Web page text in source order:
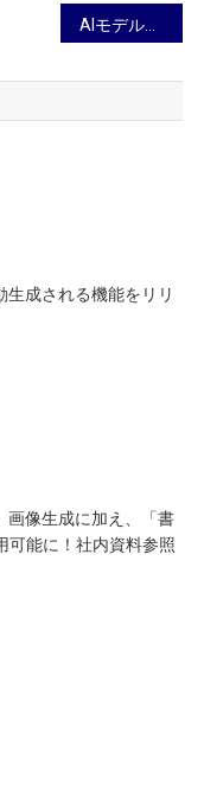
成される機能をリリ
画像生成に加え、「書
可能に！社内資料参照